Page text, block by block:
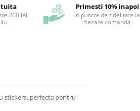
200 lei
Primesti 10% inapoi
in puncte de fidelitate la
fiecare comanda
stickers, perfecta pentru